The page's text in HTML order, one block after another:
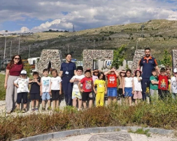
ÇEVRE
İLÇELER
RESMİ İLANLAR
KÜLTÜR